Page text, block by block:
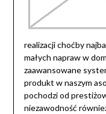
realizacji choćby
małych napraw w
zaawansowane
produkt w naszym
pochodzi od
niezawodność